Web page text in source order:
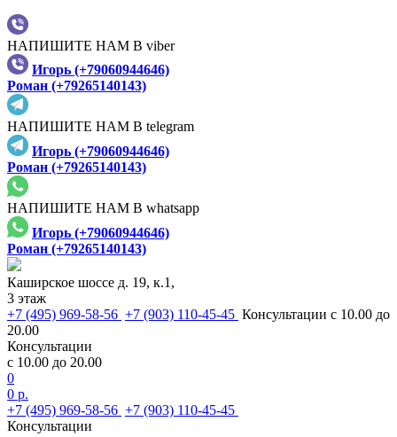
НАПИШИТЕ НАМ В viber
Игорь (+79060944646)
Роман (+79265140143)
НАПИШИТЕ НАМ В telegram
Игорь (+79060944646)
Роман (+79265140143)
НАПИШИТЕ НАМ В whatsapp
Игорь (+79060944646)
Роман (+79265140143)
Каширское шоссе д. 19, к.1,
3 этаж
+7 (495) 969-58-56 +7 (903) 110-45-45 Консультации с 10.00 до
20.00
Консультации
с 10.00 до 20.00
0
0 р.
+7 (495) 969-58-56 +7 (903) 110-45-45
Консультации